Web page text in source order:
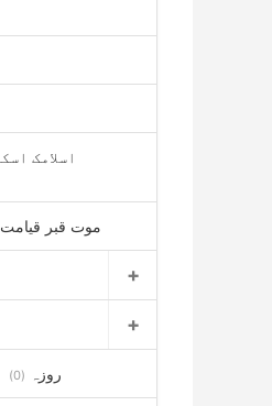
Maut Qabr Qiyamat - موت قبر قیامت
Ramazan Fasting, Roza - روزہ (0)